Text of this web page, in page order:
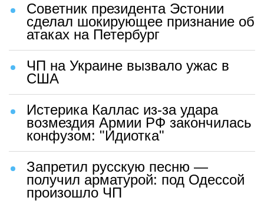
Советник президента Эстонии
сделал шокирующее признание об
атаках на Петербург
ЧП на Украине вызвало ужас в
США
Истерика Каллас из-за удара
возмездия Армии РФ закончилась
конфузом: "Идиотка"
Запретил русскую песню —
получил арматурой: под Одессой
произошло ЧП